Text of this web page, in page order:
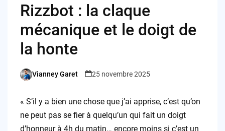
Rizzbot : la claque
mécanique et le doigt de
la honte
Posted
Vianney Garet 25 novembre 2025
« S’il y a bien une chose que j’ai apprise, c’est qu’on
ne peut pas se fier à quelqu’un qui fait un doigt
d’honneur à 4h du matin… encore moins si c’est un